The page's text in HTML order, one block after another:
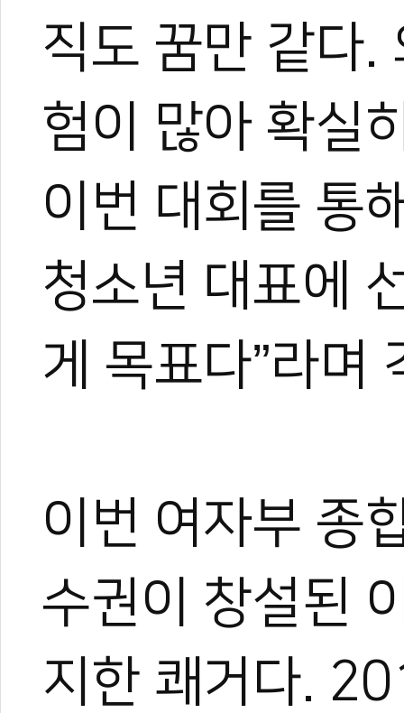
직도 꿈만 같다.
험이 많아 확실
이번 대회를 통
청소년 대표에
게 목표다”라며
이번 여자부 종
수권이 창설된
지한 쾌거다.